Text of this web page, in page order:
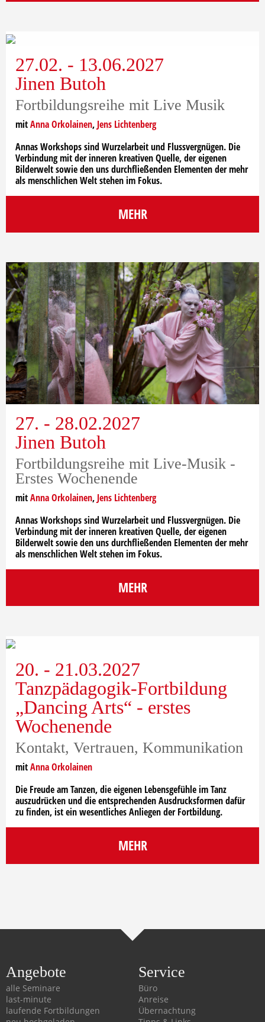
27.02. - 13.06.2027
Jinen Butoh
Fortbildungsreihe mit Live Musik
mitAnna Orkolainen, Jens Lichtenberg
Annas Workshops sind Wurzelarbeit und Flussvergnügen. Die
Verbindung mit der inneren kreativen Quelle, der eigenen
Bilderwelt sowie den uns durchfließenden Elementen der mehr
als menschlichen Welt stehen im Fokus.
MEHR
27. - 28.02.2027
Jinen Butoh
Fortbildungsreihe mit Live-Musik -
Erstes Wochenende
mitAnna Orkolainen, Jens Lichtenberg
Annas Workshops sind Wurzelarbeit und Flussvergnügen. Die
Verbindung mit der inneren kreativen Quelle, der eigenen
Bilderwelt sowie den uns durchfließenden Elementen der mehr
als menschlichen Welt stehen im Fokus.
MEHR
20. - 21.03.2027
Tanzpädagogik-Fortbildung
„Dancing Arts“ - erstes
Wochenende
Kontakt, Vertrauen, Kommunikation
mitAnna Orkolainen
Die Freude am Tanzen, die eigenen Lebensgefühle im Tanz
auszudrücken und die entsprechenden Ausdrucksformen dafür
zu finden, ist ein wesentliches Anliegen der Fortbildung.
MEHR
Angebote
alle Seminare
last-minute
laufende Fortbildungen
Service
Büro
Anreise
Übernachtung